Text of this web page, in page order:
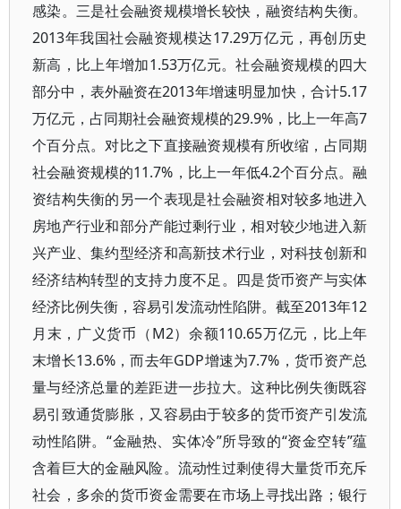
感染。三是社会融资规模增长较快，融资结构失衡。
2013年我国社会融资规模达17.29万亿元，再创历史
新高，比上年增加1.53万亿元。社会融资规模的四大
部分中，表外融资在2013年增速明显加快，合计5.17
万亿元，占同期社会融资规模的29.9%，比上一年高7
个百分点。对比之下直接融资规模有所收缩，占同期
社会融资规模的11.7%，比上一年低4.2个百分点。融
资结构失衡的另一个表现是社会融资相对较多地进入
房地产行业和部分产能过剩行业，相对较少地进入新
兴产业、集约型经济和高新技术行业，对科技创新和
经济结构转型的支持力度不足。四是货币资产与实体
经济比例失衡，容易引发流动性陷阱。截至2013年12
月末，广义货币（M2）余额110.65万亿元，比上年
末增长13.6%，而去年GDP增速为7.7%，货币资产总
量与经济总量的差距进一步拉大。这种比例失衡既容
易引致通货膨胀，又容易由于较多的货币资产引发流
动性陷阱。“金融热、实体冷”所导致的“资金空转”蕴
含着巨大的金融风险。流动性过剩使得大量货币充斥
社会，多余的货币资金需要在市场上寻找出路；银行